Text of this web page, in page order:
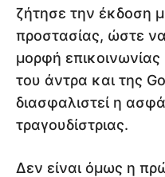
ζήτησε την έκδοση
προστασίας, ώστε
μορφή
του άντρα και της
διασφαλιστεί η
τραγουδίστριας.
Δεν είναι όμως η